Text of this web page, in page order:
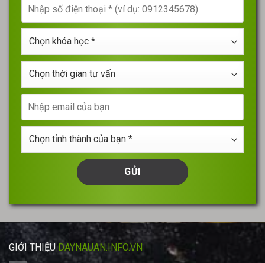
của
bạn
*
số
điện
thoại
khóa
học
thời
gian
tư
vấnemail
của
bạn
tỉnh
GIỚI THIỆUDAYNAUAN.INFO.VN